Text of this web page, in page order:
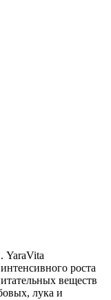
YaraVita
роста
веществ
лука и